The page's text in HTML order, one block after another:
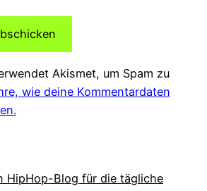
Akismet, um Spam zu
wie deine Kommentardaten
HipHop-Blog für die tägliche